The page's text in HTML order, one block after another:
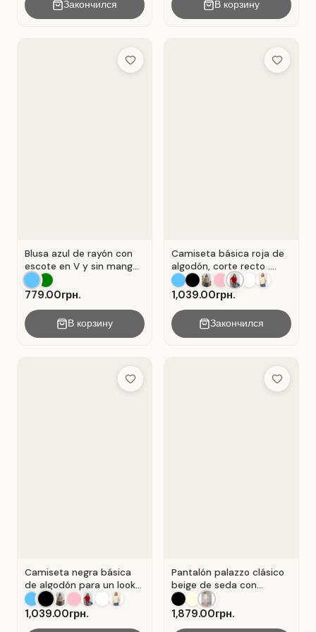
Закончился В корзину
Add to Wish List
Blusa azul de rayón con
escote en V y sin mangas
. Azul.
779.00грн.
В корзину
Add to
Camiseta básica roja de
algodón, corte recto .
Rojo.
1,039.00грн.
Закончился
Add to Wish List
Camiseta negra básica
de algodón para un look
casual . Negro.
1,039.00грн.
Add to
Pantalón palazzo clásico
beige de seda con
pliegues . Beige.
1,879.00грн.